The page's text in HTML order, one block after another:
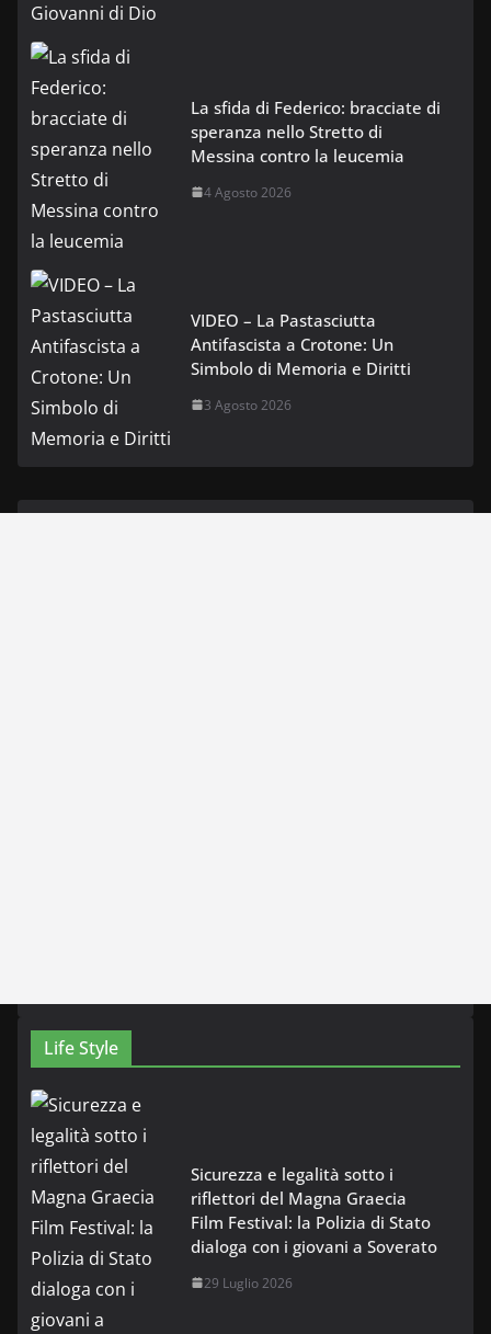
La sfida di Federico: bracciate di
speranza nello Stretto di
Messina contro la leucemia
4 Agosto 2026
VIDEO – La Pastasciutta
Antifascista a Crotone: Un
Simbolo di Memoria e Diritti
3 Agosto 2026
Life Style
Sicurezza e legalità sotto i
riflettori del Magna Graecia
Film Festival: la Polizia di Stato
dialoga con i giovani a Soverato
29 Luglio 2026